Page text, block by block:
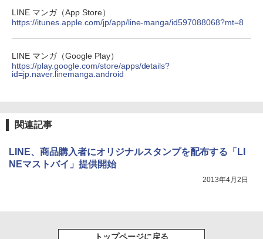
LINE マンガ（App Store）
https://itunes.apple.com/jp/app/line-manga/id597088068?mt=8
LINE マンガ（Google Play）
https://play.google.com/store/apps/details?
id=jp.naver.linemanga.android
関連記事
LINE、商品購入者にオリジナルスタンプを配布する「LI
NEマストバイ」提供開始
2013年4月2日
トップページに戻る